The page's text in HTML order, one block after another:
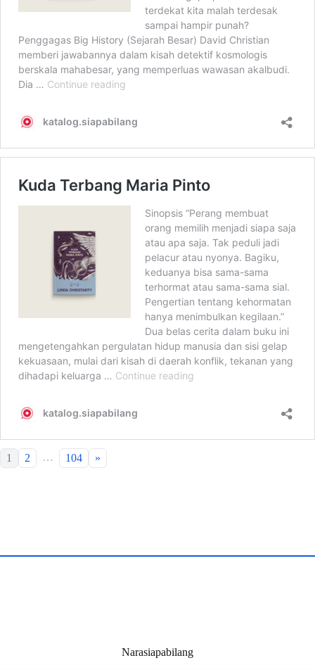
1 2 … 104 »
Narasiapabilang